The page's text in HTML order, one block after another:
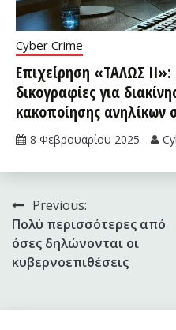
Cyber Crime
Επιχείρηση «ΤΑΛΩΣ II»:
δικογραφίες για
κακοποίησης ανηλίκων
8 Φεβρουαρίου 2025
Πλοήγηση
άρθρων
Previous:
Πολύ περισσότερες από
όσες δηλώνονται οι
κυβερνοεπιθέσεις